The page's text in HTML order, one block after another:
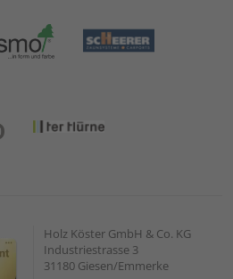
Holz Köster GmbH & Co. KG
Industriestrasse 3
31180 Giesen/Emmerke